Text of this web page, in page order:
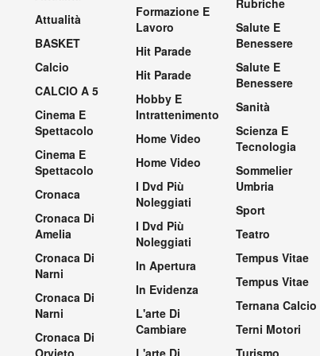
Attualità
BASKET
Calcio
CALCIO A 5
Cinema E
Spettacolo
Cinema E
Spettacolo
Cronaca
Cronaca Di
Amelia
Cronaca Di
Narni
Cronaca Di
Narni
Cronaca Di
Formazione E
Lavoro
Hit Parade
Hit Parade
Hobby E
Intrattenimento
Home Video
Home Video
I Dvd Più
Noleggiati
I Dvd Più
Noleggiati
In Apertura
In Evidenza
L'arte Di
Cambiare
Rubriche
Salute E
Benessere
Salute E
Benessere
Sanità
Scienza E
Tecnologia
Sommelier
Umbria
Sport
Teatro
Tempus Vitae
Tempus Vitae
Ternana Calcio
Terni Motori